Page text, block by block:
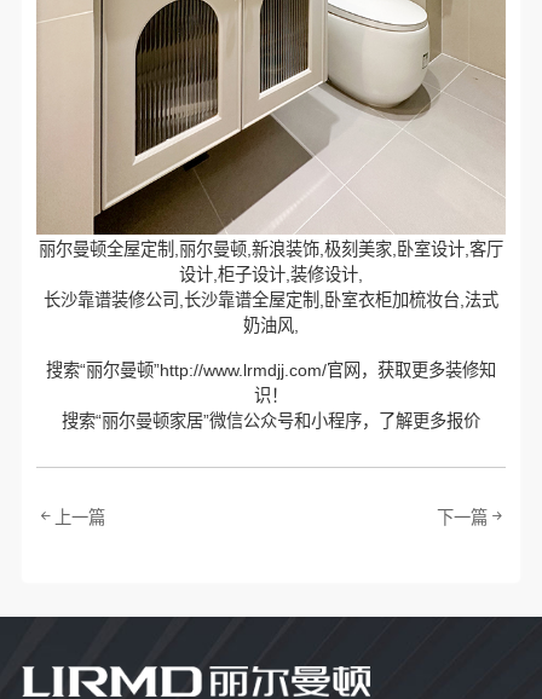
丽尔曼顿全屋定制,丽尔曼顿,新浪装饰,极刻美家,卧室设计,客厅
设计,柜子设计,装修设计,
长沙靠谱装修公司,长沙靠谱全屋定制,卧室衣柜加梳妆台,法式
奶油风,
搜索“丽尔曼顿”http://www.lrmdjj.com/官网，获取更多装修知
识！
搜索“丽尔曼顿家居”微信公众号和小程序，了解更多报价
上一篇 下一篇